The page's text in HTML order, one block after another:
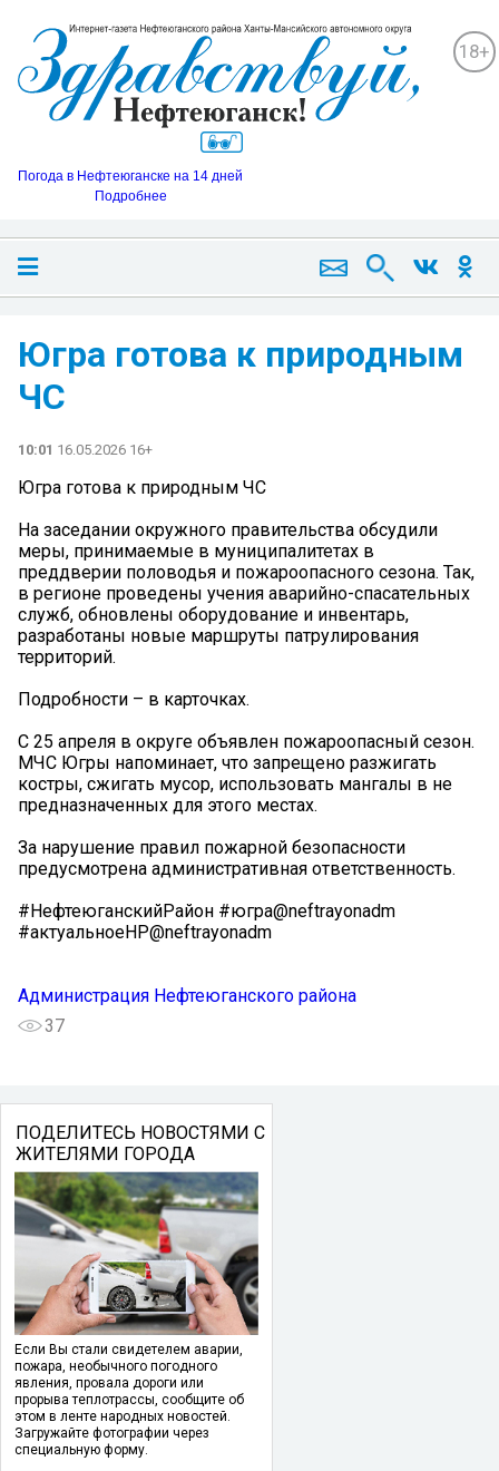
18+
Погода в Нефтеюганске на 14 дней
Подробнее
Югра готова к природным
ЧС
10:01 16.05.2026 16+
Югра готова к природным ЧС
На заседании окружного правительства обсудили
меры, принимаемые в муниципалитетах в
преддверии половодья и пожароопасного сезона. Так,
в регионе проведены учения аварийно-спасательных
служб, обновлены оборудование и инвентарь,
разработаны новые маршруты патрулирования
территорий.
Подробности – в карточках.
С 25 апреля в округе объявлен пожароопасный сезон.
МЧС Югры напоминает, что запрещено разжигать
костры, сжигать мусор, использовать мангалы в не
предназначенных для этого местах.
За нарушение правил пожарной безопасности
предусмотрена административная ответственность.
#НефтеюганскийРайон #югра@neftrayonadm
#актуальноеНР@neftrayonadm
Администрация Нефтеюганского района
37
ПОДЕЛИТЕСЬ НОВОСТЯМИ С
ЖИТЕЛЯМИ ГОРОДА
Если Вы стали свидетелем аварии,
пожара, необычного погодного
явления, провала дороги или
прорыва теплотрассы, сообщите об
этом в ленте народных новостей.
Загружайте фотографии через
специальную форму.